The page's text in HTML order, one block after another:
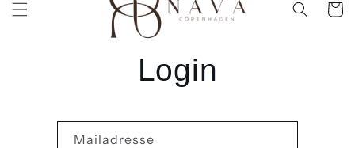
Login
Mailadresse